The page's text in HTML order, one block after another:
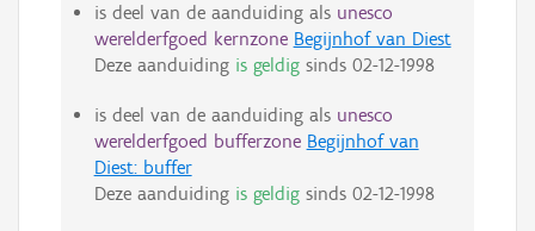
is deel van de aanduiding als unesco
werelderfgoed kernzone Begijnhof van Diest
Deze aanduiding is geldigsinds 02-12-1998
is deel van de aanduiding als unesco
werelderfgoed bufferzone Begijnhof van
Diest: buffer
Deze aanduiding is geldigsinds 02-12-1998